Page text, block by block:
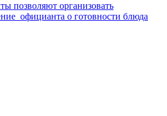
позволяют организовать
официанта о готовности блюда